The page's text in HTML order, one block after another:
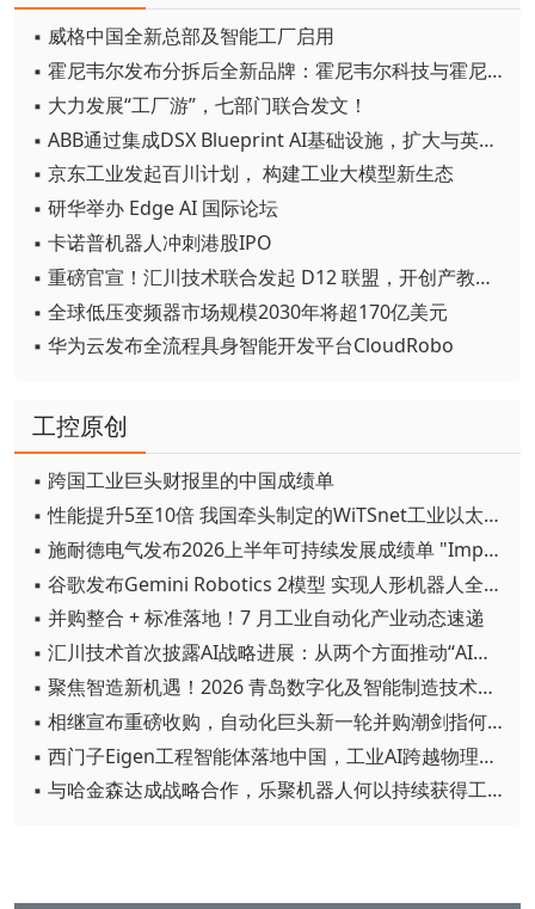
▪ 威格中国全新总部及智能工厂启用
▪ 霍尼韦尔发布分拆后全新品牌：霍尼韦尔科技与霍尼韦尔航空航天
▪ 大力发展“工厂游”，七部门联合发文！
▪ ABB通过集成DSX Blueprint AI基础设施，扩大与英伟达的合作
▪ 京东工业发起百川计划， 构建工业大模型新生态
▪ 研华举办 Edge AI 国际论坛
▪ 卡诺普机器人冲刺港股IPO
▪ 重磅官宣！汇川技术联合发起 D12 联盟，开创产教融合新范式
▪ 全球低压变频器市场规模2030年将超170亿美元
▪ 华为云发布全流程具身智能开发平台CloudRobo
工控原创
▪ 跨国工业巨头财报里的中国成绩单
▪ 性能提升5至10倍 我国牵头制定的WiTSnet工业以太网国际标准正式发布
▪ 施耐德电气发布2026上半年可持续发展成绩单 "Impact 2030"路线图开局稳健
▪ 谷歌发布Gemini Robotics 2模型 实现人形机器人全身智能控制突破
▪ 并购整合 + 标准落地！7 月工业自动化产业动态速递
▪ 汇川技术首次披露AI战略进展：从两个方面推动“AI业务化”落地
▪ 聚焦智造新机遇！2026 青岛数字化及智能制造技术论坛圆满落幕
▪ 相继宣布重磅收购，自动化巨头新一轮并购潮剑指何方？
▪ 西门子Eigen工程智能体落地中国，工业AI跨越物理世界“确定性”拐点
▪ 与哈金森达成战略合作，乐聚机器人何以持续获得工业巨头青睐？